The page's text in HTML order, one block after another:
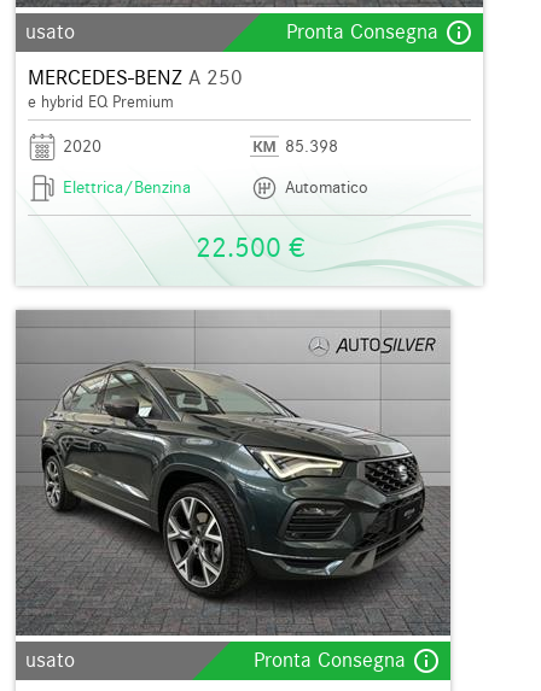
usato Pronta Consegna info_outline
MERCEDES-BENZ A 250
e hybrid EQ Premium
2020
85.398
Elettrica/Benzina
Automatico
22.500 €
usato Pronta Consegna info_outline